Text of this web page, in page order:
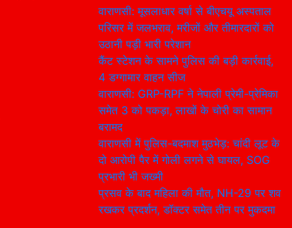
वाराणसी: मूसलाधार वर्षा से बीएचयू अस्पताल
परिसर में जलभराव, मरीजों और तीमारदारों को
उठानी पड़ी भारी परेशान
कैंट स्टेशन के सामने पुलिस की बड़ी कार्रवाई,
4 डग्गामार वाहन सीज
वाराणसी: GRP-RPF ने नेपाली प्रेमी-प्रेमिका
समेत 3 को पकड़ा, लाखों के चोरी का सामान
बरामद
वाराणसी में पुलिस-बदमाश मुठभेड़: चांदी लूट के
दो आरोपी पैर में गोली लगने से घायल, SOG
प्रभारी भी जख्मी
प्रसव के बाद महिला की मौत, NH-29 पर शव
रखकर प्रदर्शन, डॉक्टर समेत तीन पर मुकदमा